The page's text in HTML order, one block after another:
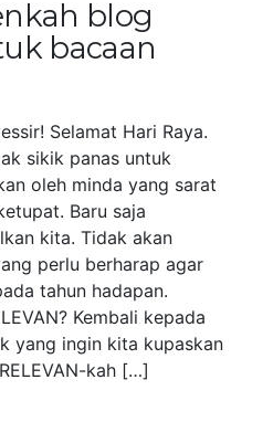
blog
bacaan
Selamat Hari Raya.
sikik panas untuk
oleh minda yang sarat
Baru saja
kita. Tidak akan
perlu berharap agar
tahun hadapan.
Kembali kepada
yang ingin kita kupaskan
kah […]